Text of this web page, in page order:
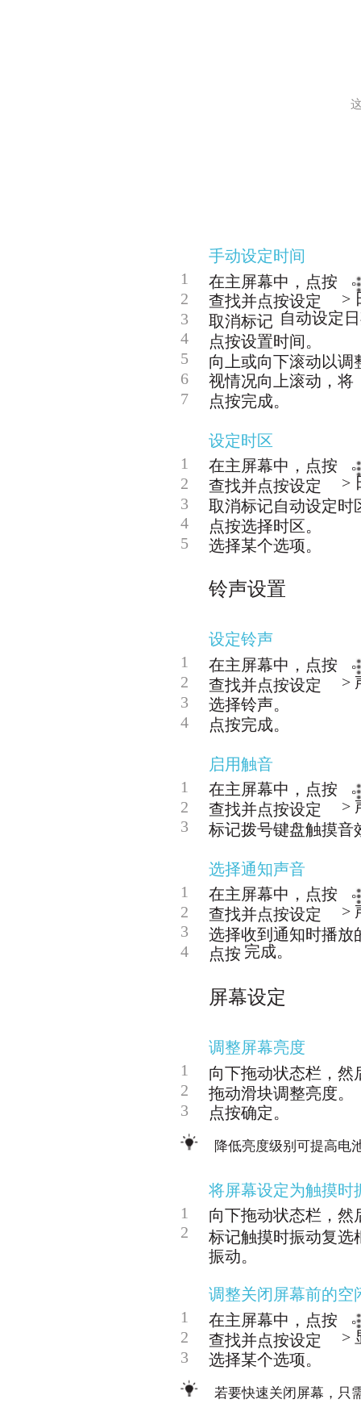
手动设定时间
1
在主屏幕中，点按
2
查找并点按设定
>
3
取消标记 自动设定
4
点按设置时间。
5
向上或向下滚动以调
6
视情况向上滚动，将
7
点按完成。
设定时区
1
在主屏幕中，点按
2
查找并点按设定
>
3
取消标记自动设定时
4
点按选择时区。
5
选择某个选项。
铃声设置
设定铃声
1
在主屏幕中，点按
2
查找并点按设定
>
3
选择铃声。
4
点按完成。
启用触音
1
在主屏幕中，点按
2
查找并点按设定
>
3
标记拨号键盘触摸音
选择通知声音
1
在主屏幕中，点按
2
查找并点按设定
>
3
选择收到通知时播放
4
点按 完成。
屏幕设定
调整屏幕亮度
1
向下拖动状态栏，然
2
拖动滑块调整亮度。
3
点按确定。
降低亮度级别可提高电
将屏幕设定为触摸时
1
向下拖动状态栏，然
2
标记触摸时振动复选
振动。
调整关闭屏幕前的空
1
在主屏幕中，点按
2
查找并点按设定
>
3
选择某个选项。
若要快速关闭屏幕，只